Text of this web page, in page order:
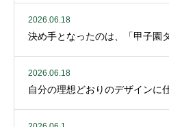
2026.06.18
決め手となったのは、「甲子園
2026.06.18
自分の理想どおりのデザインに